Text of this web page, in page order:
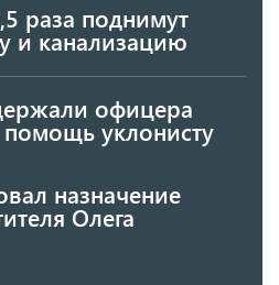
раза поднимут
и канализацию
офицера
уклонисту
назначение
Олега